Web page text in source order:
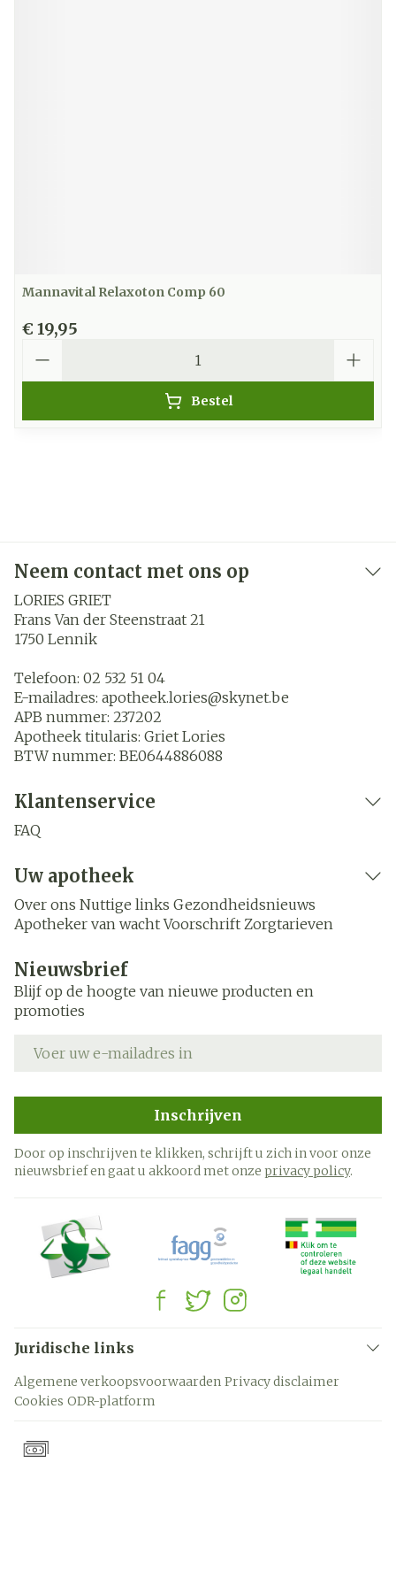
Mannavital Relaxoton Comp 60
€ 19,95
Bestel
Neem contact met ons op
LORIES GRIET
Frans Van der Steenstraat 21
1750 Lennik
Telefoon: 02 532 51 04
E-mailadres: apotheek.lories@skynet.be
APB nummer: 237202
Apotheek titularis: Griet Lories
BTW nummer: BE0644886088
Klantenservice
FAQ
Uw apotheek
Over ons Nuttige links Gezondheidsnieuws
Apotheker van wacht Voorschrift Zorgtarieven
Nieuwsbrief
Blijf op de hoogte van nieuwe producten en
promoties
Inschrijven
Door op inschrijven te klikken, schrijft u zich in voor onze
nieuwsbrief en gaat u akkoord met onze privacy policy.
Juridische links
Algemene verkoopsvoorwaarden Privacy disclaimer
Cookies ODR-platform